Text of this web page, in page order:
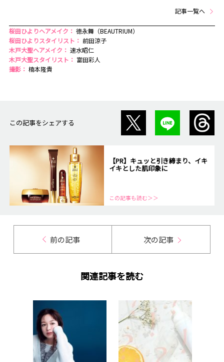
記事一覧へ
桜田ひよりヘアメイク： 徳永舞（BEAUTRIUM）
桜田ひよりスタイリスト： 前田涼子
木戸大聖ヘアメイク： 速水昭仁
木戸大聖スタイリスト： 富田彩人
撮影： 楠本隆貴
この記事をシェアする
【PR】キュッと引き締まり、イキ
イキとした肌印象に
この記事も読む＞＞
前の記事 次の記事
関連記事を読む